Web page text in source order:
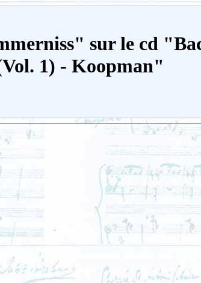
sur le cd
1) - Koopman"